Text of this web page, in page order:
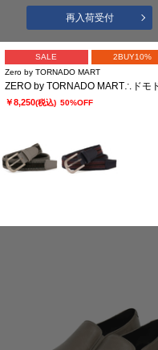
再入荷受付
SALE
2BUY10%
Zero by TORNADO MART
￥8,250(税込) 50%OFF